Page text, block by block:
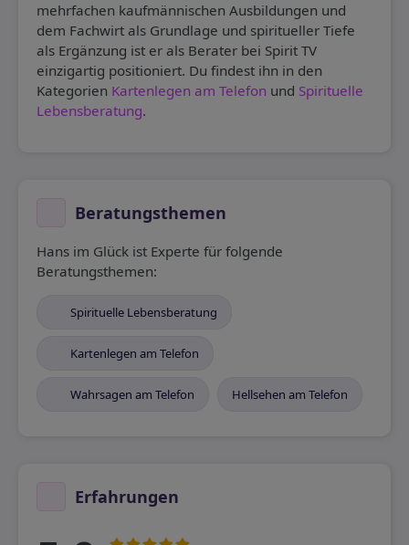
mehrfachen kaufmännischen Ausbildungen und
dem Fachwirt als Grundlage und spiritueller Tiefe
als Ergänzung ist er als Berater bei Spirit TV
einzigartig positioniert. Du findest ihn in den
Kategorien Kartenlegen am Telefon und Spirituelle
Lebensberatung.
Beratungsthemen
Hans im Glück ist Experte für folgende
Beratungsthemen:
Spirituelle Lebensberatung
Kartenlegen am Telefon
Wahrsagen am Telefon Hellsehen am Telefon
Erfahrungen